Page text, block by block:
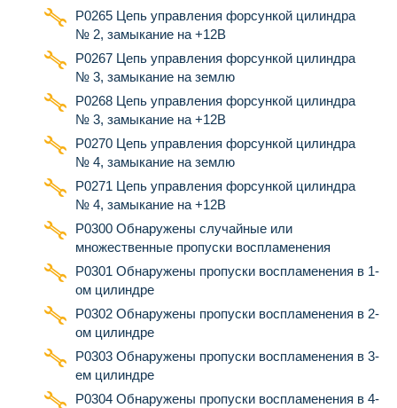
Р0265 Цепь управления форсункой цилиндра
№ 2, замыкание на +12В
Р0267 Цепь управления форсункой цилиндра
№ 3, замыкание на землю
Р0268 Цепь управления форсункой цилиндра
№ 3, замыкание на +12В
Р0270 Цепь управления форсункой цилиндра
№ 4, замыкание на землю
Р0271 Цепь управления форсункой цилиндра
№ 4, замыкание на +12В
Р0300 Обнаружены случайные или
множественные пропуски воспламенения
Р0301 Обнаружены пропуски воспламенения в 1-
ом цилиндре
Р0302 Обнаружены пропуски воспламенения в 2-
ом цилиндре
Р0303 Обнаружены пропуски воспламенения в 3-
ем цилиндре
Р0304 Обнаружены пропуски воспламенения в 4-